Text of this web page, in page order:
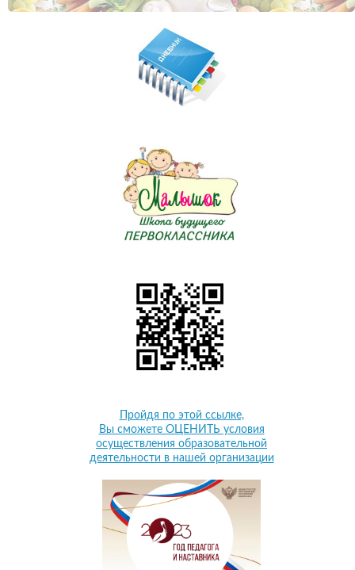
Пройдя по этой ссылке,
Вы сможете ОЦЕНИТЬ условия
осуществления образовательной
деятельности в нашей организации